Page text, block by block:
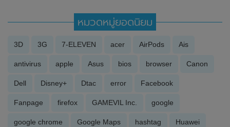
หมวดหมู่ยอดนิยม
3D 3G 7-ELEVEN acer AirPods Ais
antivirus apple Asus bios browser Canon
Dell Disney+ Dtac error Facebook
Fanpage firefox GAMEVIL Inc. google
google chrome Google Maps hashtag Huawei